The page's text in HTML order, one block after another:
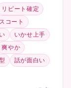
リピート確定
コート
いかせ上手
爽やか
話が面白い